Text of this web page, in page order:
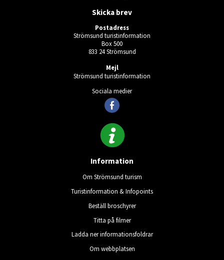
Skicka brev
Postadress
Strömsund turistinformation
Box 500
833 24 Strömsund
Mejl
Strömsund turistinformation
Sociala medier
Information
Om Strömsund turism
Turistinformation & Infopoints
Beställ broschyrer
Titta på filmer
Ladda ner informationsfoldrar
Om webbplatsen